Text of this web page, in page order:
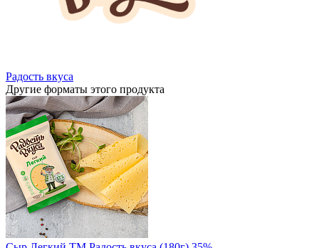
Радость вкуса
Другие форматы этого продукта